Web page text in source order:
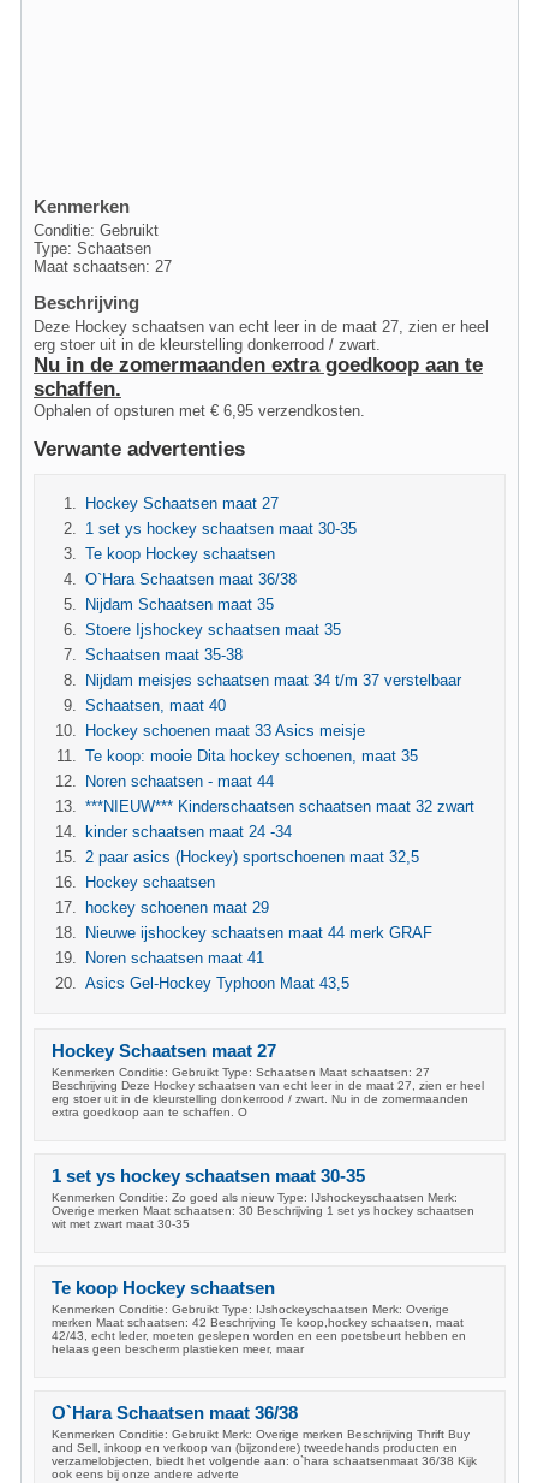
Kenmerken
Conditie: Gebruikt
Type: Schaatsen
Maat schaatsen: 27
Beschrijving
Deze Hockey schaatsen van echt leer in de maat 27, zien er heel
erg stoer uit in de kleurstelling donkerrood / zwart.
Nu in de zomermaanden extra goedkoop aan te
schaffen.
Ophalen of opsturen met € 6,95 verzendkosten.
Verwante advertenties
Hockey Schaatsen maat 27
1 set ys hockey schaatsen maat 30-35
Te koop Hockey schaatsen
O`Hara Schaatsen maat 36/38
Nijdam Schaatsen maat 35
Stoere Ijshockey schaatsen maat 35
Schaatsen maat 35-38
Nijdam meisjes schaatsen maat 34 t/m 37 verstelbaar
Schaatsen, maat 40
Hockey schoenen maat 33 Asics meisje
Te koop: mooie Dita hockey schoenen, maat 35
Noren schaatsen - maat 44
***NIEUW*** Kinderschaatsen schaatsen maat 32 zwart
kinder schaatsen maat 24 -34
2 paar asics (Hockey) sportschoenen maat 32,5
Hockey schaatsen
hockey schoenen maat 29
Nieuwe ijshockey schaatsen maat 44 merk GRAF
Noren schaatsen maat 41
Asics Gel-Hockey Typhoon Maat 43,5
Hockey Schaatsen maat 27
Kenmerken Conditie: Gebruikt Type: Schaatsen Maat schaatsen: 27
Beschrijving Deze Hockey schaatsen van echt leer in de maat 27, zien er heel
erg stoer uit in de kleurstelling donkerrood / zwart. Nu in de zomermaanden
extra goedkoop aan te schaffen. O
1 set ys hockey schaatsen maat 30-35
Kenmerken Conditie: Zo goed als nieuw Type: IJshockeyschaatsen Merk:
Overige merken Maat schaatsen: 30 Beschrijving 1 set ys hockey schaatsen
wit met zwart maat 30-35
Te koop Hockey schaatsen
Kenmerken Conditie: Gebruikt Type: IJshockeyschaatsen Merk: Overige
merken Maat schaatsen: 42 Beschrijving Te koop,hockey schaatsen, maat
42/43, echt leder, moeten geslepen worden en een poetsbeurt hebben en
helaas geen bescherm plastieken meer, maar
O`Hara Schaatsen maat 36/38
Kenmerken Conditie: Gebruikt Merk: Overige merken Beschrijving Thrift Buy
and Sell, inkoop en verkoop van (bijzondere) tweedehands producten en
verzamelobjecten, biedt het volgende aan: o`hara schaatsenmaat 36/38 Kijk
ook eens bij onze andere adverte